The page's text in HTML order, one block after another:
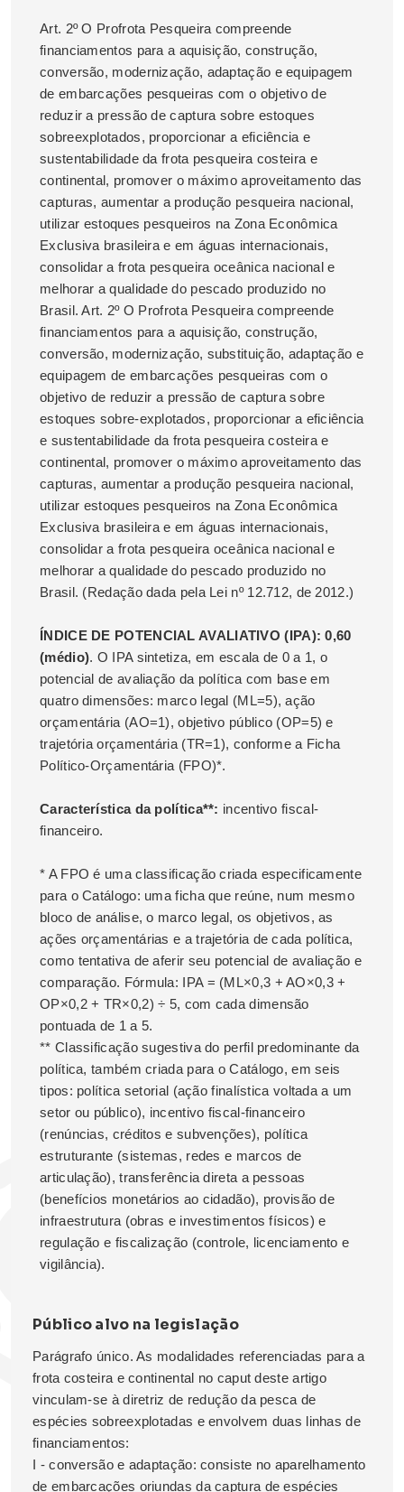
Art. 2º O Profrota Pesqueira compreende
financiamentos para a aquisição, construção,
conversão, modernização, adaptação e equipagem
de embarcações pesqueiras com o objetivo de
reduzir a pressão de captura sobre estoques
sobreexplotados, proporcionar a eficiência e
sustentabilidade da frota pesqueira costeira e
continental, promover o máximo aproveitamento das
capturas, aumentar a produção pesqueira nacional,
utilizar estoques pesqueiros na Zona Econômica
Exclusiva brasileira e em águas internacionais,
consolidar a frota pesqueira oceânica nacional e
melhorar a qualidade do pescado produzido no
Brasil. Art. 2º O Profrota Pesqueira compreende
financiamentos para a aquisição, construção,
conversão, modernização, substituição, adaptação e
equipagem de embarcações pesqueiras com o
objetivo de reduzir a pressão de captura sobre
estoques sobre-explotados, proporcionar a eficiência
e sustentabilidade da frota pesqueira costeira e
continental, promover o máximo aproveitamento das
capturas, aumentar a produção pesqueira nacional,
utilizar estoques pesqueiros na Zona Econômica
Exclusiva brasileira e em águas internacionais,
consolidar a frota pesqueira oceânica nacional e
melhorar a qualidade do pescado produzido no
Brasil. (Redação dada pela Lei nº 12.712, de 2012.)
ÍNDICE DE POTENCIAL AVALIATIVO (IPA): 0,60
(médio). O IPA sintetiza, em escala de 0 a 1, o
potencial de avaliação da política com base em
quatro dimensões: marco legal (ML=5), ação
orçamentária (AO=1), objetivo público (OP=5) e
trajetória orçamentária (TR=1), conforme a Ficha
Político-Orçamentária (FPO)*.
Característica da política**: incentivo fiscal-
financeiro.
* A FPO é uma classificação criada especificamente
para o Catálogo: uma ficha que reúne, num mesmo
bloco de análise, o marco legal, os objetivos, as
ações orçamentárias e a trajetória de cada política,
como tentativa de aferir seu potencial de avaliação e
comparação. Fórmula: IPA = (ML×0,3 + AO×0,3 +
OP×0,2 + TR×0,2) ÷ 5, com cada dimensão
pontuada de 1 a 5.
** Classificação sugestiva do perfil predominante da
política, também criada para o Catálogo, em seis
tipos: política setorial (ação finalística voltada a um
setor ou público), incentivo fiscal-financeiro
(renúncias, créditos e subvenções), política
estruturante (sistemas, redes e marcos de
articulação), transferência direta a pessoas
(benefícios monetários ao cidadão), provisão de
infraestrutura (obras e investimentos físicos) e
regulação e fiscalização (controle, licenciamento e
vigilância).
Público alvo na legislação
Parágrafo único. As modalidades referenciadas para a
frota costeira e continental no caput deste artigo
vinculam-se à diretriz de redução da pesca de
espécies sobreexplotadas e envolvem duas linhas de
financiamentos:
I - conversão e adaptação: consiste no aparelhamento
de embarcações oriundas da captura de espécies